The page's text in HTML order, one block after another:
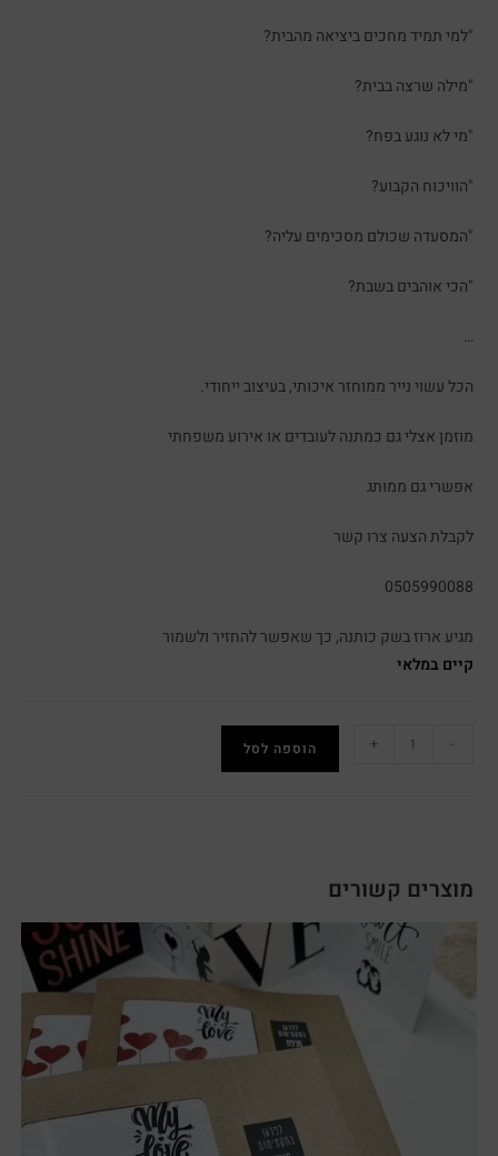
"למי תמיד מחכים ביציאה מהבית?
"מילה שרצה בבית?
"מי לא נוגע בפח?
"הוויכוח הקבוע?
"המסעדה שכולם מסכימים עליה?
"הכי אוהבים בשבת?
…
הכל עשוי נייר ממוחזר איכותי, בעיצוב ייחודי.
מוזמן אצלי גם כמתנה לעובדים או אירוע משפחתי
אפשרי גם ממותג
לקבלת הצעה צרו קשר
0505990088
מגיע ארוז בשק כותנה, כך שאפשר להחזיר ולשמור
קיים במלאי
+ הוספה לסל
מוצרים קשורים